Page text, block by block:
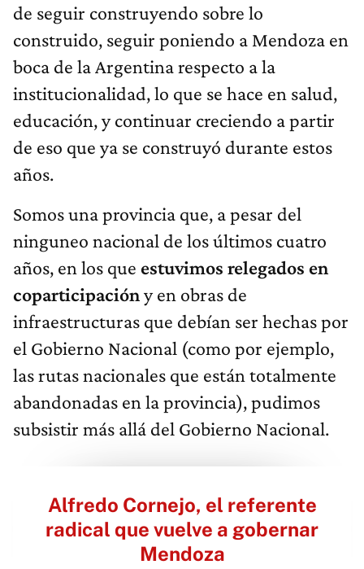
de seguir construyendo sobre lo
construido, seguir poniendo a Mendoza en
boca de la Argentina respecto a la
institucionalidad, lo que se hace en salud,
educación, y continuar creciendo a partir
de eso que ya se construyó durante estos
años.
Somos una provincia que, a pesar del
ninguneo nacional de los últimos cuatro
años, en los que estuvimos relegados en
coparticipacióny en obras de
infraestructuras que debían ser hechas por
el Gobierno Nacional (como por ejemplo,
las rutas nacionales que están totalmente
abandonadas en la provincia), pudimos
subsistir más allá del Gobierno Nacional.
Alfredo Cornejo, el referente
radical que vuelve a gobernar
Mendoza